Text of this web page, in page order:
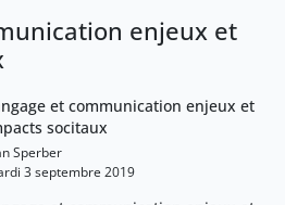
enjeux et
et communication enjeux et
socitaux
Sperber
3 septembre 2019